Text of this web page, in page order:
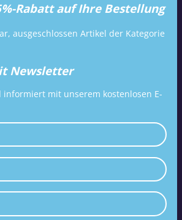
Rabatt auf Ihre Bestellung
ausgeschlossen Artikel der Kategorie
Newsletter
informiert mit unserem kostenlosen E-